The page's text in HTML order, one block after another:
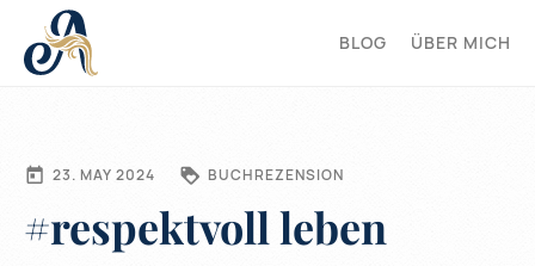
BLOG ÜBER MICH
23. MAY 2024 BUCHREZENSION
#respektvoll leben